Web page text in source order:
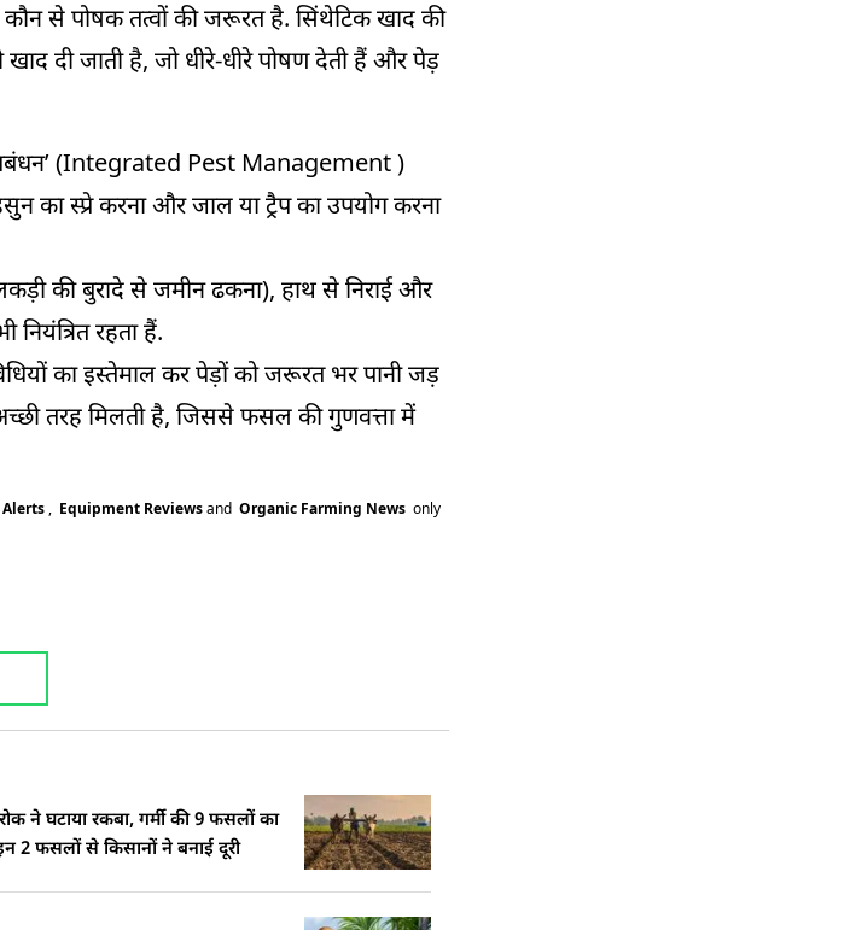
कौन से पोषक तत्वों की जरूरत है. सिंथेटिक खाद की
दी जाती है, जो धीरे-धीरे पोषण देती हैं और पेड़
(Integrated Pest Management )
का स्प्रे करना और जाल या ट्रैप का उपयोग करना
की बुरादे से जमीन ढकना), हाथ से निराई और
रहता हैं.
का इस्तेमाल कर पेड़ों को जरूरत भर पानी जड़
तरह मिलती है, जिससे फसल की गुणवत्ता में
, Equipment Reviewsand Organic Farming News only
ने घटाया रकबा, गर्मी की 9 फसलों का
2 फसलों से किसानों ने बनाई दूरी